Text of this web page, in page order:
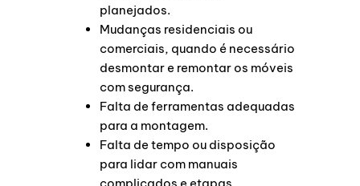
planejados.
Mudanças residenciais ou
comerciais, quando é necessário
desmontar e remontar os móveis
com segurança.
Falta de ferramentas adequadas
para a montagem.
Falta de tempo ou disposição
para lidar com manuais